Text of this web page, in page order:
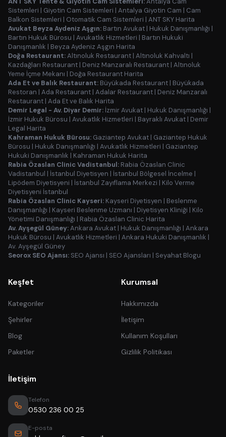
Sistemleri | Giyotin Cam Sistemleri | Antalya Giyotin Cam | Cam
Balkon Sistemleri | Otomatik Cam Sistemleri | ANT SKY Harita
Avukat Beyza Aydeniz Aşgın: Bartın Avukat | Hukuk Danışmanlığı |
Bartın Hukuk Bürosu | Avukatlık Hizmetleri | Bartın Hukuki
Danışmanlık | Beyza Aydeniz Aşgın Harita
Doğa Restaurant:Altınoluk Restaurant | Altınoluk Kahvaltı |
Kazdağları Restaurant | Deniz Manzaralı Restaurant | Altınoluk
Yeme İçme Mekanı | Doğa Restaurant Harita
Ada Et ve Balık Restaurant: Büyükada Restaurant | Büyükada
Restoran | Ada Restaurant | Adalar Restaurant | Deniz Manzaralı
Restaurant | Ada Et ve Balık Harita
Demir Legal - Av. Diyar Demir: İzmir Avukat | Hukuk Danışmanlığı |
İzmir Hukuk Bürosu | Avukatlık Hizmetleri | Bayraklı Avukat | Demir
Legal Harita
Kahraman Hukuk Bürosu: Gaziantep Avukat | Gaziantep Hukuk
Bürosu | Hukuk Danışmanlığı | Avukatlık Hizmetleri | Gaziantep
Hukuki Danışmanlık | Kahraman Hukuk Harita
Rabia Özaslan Clinic Vadistanbul: Rabia Özaslan Clinic
Vadistanbul | İstanbul Diyetisyen | İstanbul Bölgesel İncelme |
Lipödem Diyetisyeni | İstanbul Zayıflama Merkezi | Kilo Verme
Diyetisyeni İstanbul
Rabia Özaslan Clinic Kayseri: Kayseri Diyetisyen | Beslenme
Danışmanlığı | Kayseri Beslenme Uzmanı | Diyetisyen Kliniği | Kilo
Yönetimi Danışmanlığı | Rabia Özaslan Clinic Harita
Av. Ayşegül Güney:Ankara Avukat | Hukuk Danışmanlığı | Ankara
Hukuk Bürosu | Avukatlık Hizmetleri | Ankara Hukuki Danışmanlık |
Av. Ayşegül Güney
Seorox SEO Ajansı: SEO Ajansı | SEO Ajansları | Seyahat Blogu
Keşfet
Kategoriler
Şehirler
Blog
Paketler
Kurumsal
Hakkımızda
İletişim
Kullanım Koşulları
Gizlilik Politikası
İletişim
Telefon
0530 236 00 25
E-posta